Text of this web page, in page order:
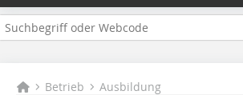
Betrieb Ausbildung